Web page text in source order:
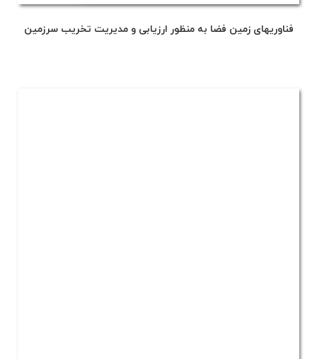
فناوری‎های زمین فضا به‌ منظور ارزیابی و مدیریت تخریب سرزمین